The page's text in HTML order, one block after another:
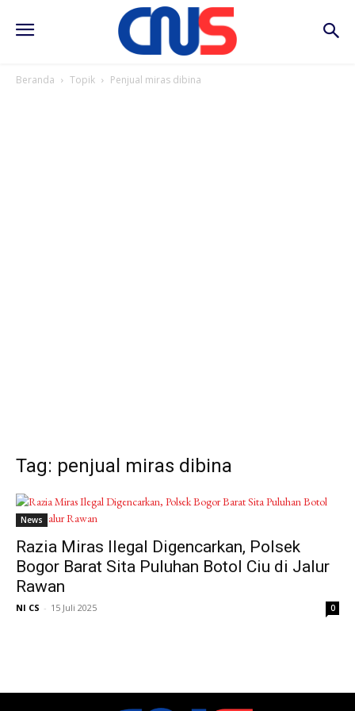
Beranda Topik Penjual miras dibina
Tag: penjual miras dibina
News
Razia Miras Ilegal Digencarkan, Polsek
Bogor Barat Sita Puluhan Botol Ciu di Jalur
Rawan
NI CS - 15 Juli 2025 0